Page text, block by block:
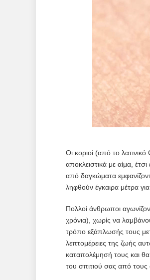
Οι κοριοί (από το
αποκλειστικά με αίμα,
από δαγκώματα
ληφθούν έγκαιρα μέτρα
Πολλοί άνθρωποι
χρόνια), χωρίς να
τρόπο εξάπλωσής τους
λεπτομέρειες της ζωής
καταπολέμησή τους και θα
του σπιτιού σας από τους